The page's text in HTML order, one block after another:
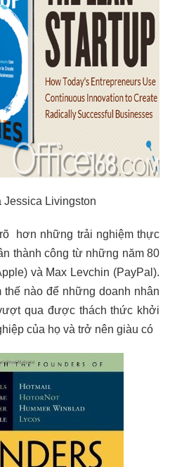
Jessica Livingston
hơn những trải nghiệm thực
thành công từ những năm 80
và Max Levchin (PayPal).
nào để những doanh nhân
qua được thách thức khởi
của họ và trở nên giàu có